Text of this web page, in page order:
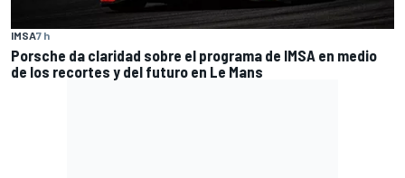
IMSA7 h
Porsche da claridad sobre el programa de IMSA en medio
de los recortes y del futuro en Le Mans